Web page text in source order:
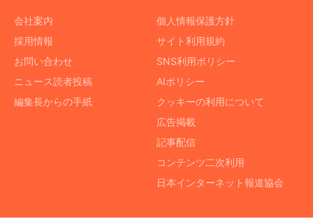
会社案内
採用情報
お問い合わせ
ニュース読者投稿
編集長からの手紙
個人情報保護方針
サイト利用規約
SNS利用ポリシー
AIポリシー
クッキーの利用について
広告掲載
記事配信
コンテンツ二次利用
日本インターネット報道協会